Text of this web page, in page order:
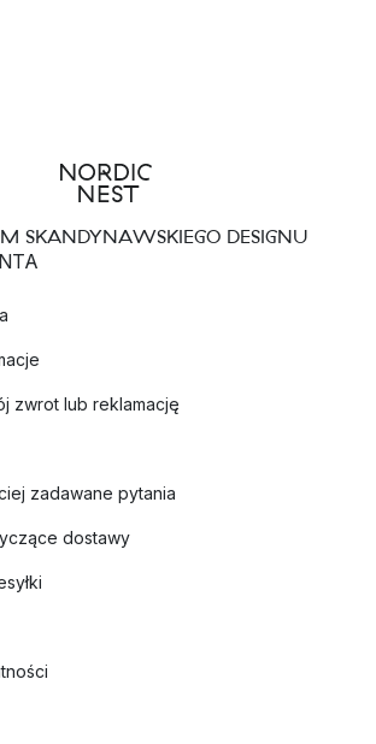
SKANDYNAWSKIEGO DESIGNU
zwrot lub reklamację
zadawane pytania
dostawy